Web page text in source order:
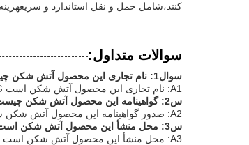
کنند،شامل حمل و نقل استاندارد و
سوالات متداول:
سوال1: نام تجاری این محصول آتش شکن چیست؟
A1: نام تجاری این محصول آتش شکن است LUMING.
س2: گواهینامه این محصول آتش شکن چیست؟
A2: صدور گواهینامه این محصول آتش شکن شامل ISO9001، ثبت اختراع و گواهینامه استاندارد ایمنی کار است.
س3: محل منشأ این محصول آتش شکن است؟
A3: محل منشأ این محصول آتش شکن است چین.